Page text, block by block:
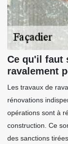
Ce qu'il faut
ravalement
Les travaux de
rénovations
opérations sont à
construction. Ce
des sanctions